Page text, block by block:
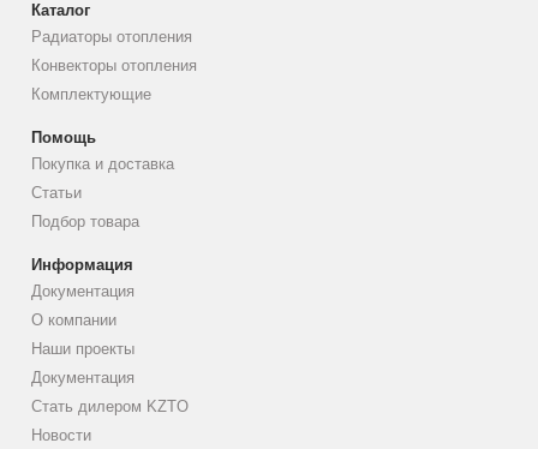
Каталог
Радиаторы отопления
Конвекторы отопления
Комплектующие
Помощь
Покупка и доставка
Статьи
Подбор товара
Информация
Документация
О компании
Наши проекты
Документация
Стать дилером KZTO
Новости